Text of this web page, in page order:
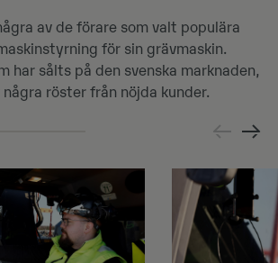
av de förare som valt populära
för sin grävmaskin.
har sålts på den svenska marknaden,
röster från nöjda kunder.